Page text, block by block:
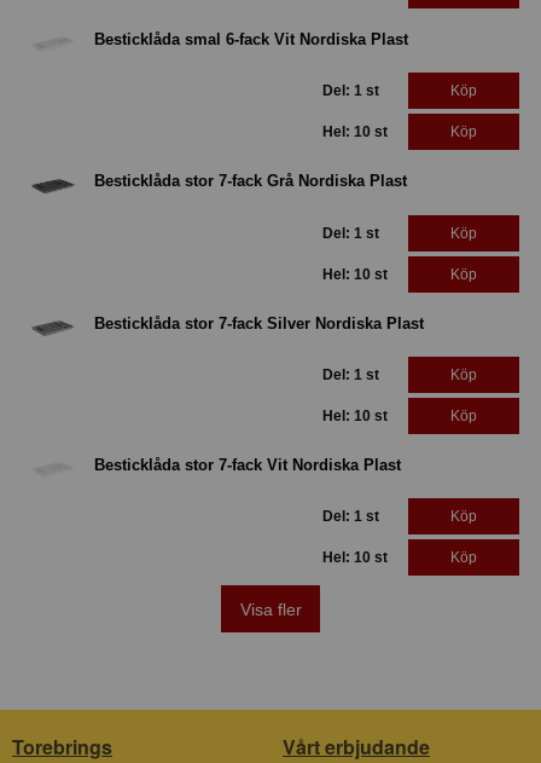
Besticklåda smal 6-fack Vit Nordiska Plast
Del: 1 st Köp
Hel: 10 st Köp
Besticklåda stor 7-fack Grå Nordiska Plast
Del: 1 st Köp
Hel: 10 st Köp
Besticklåda stor 7-fack Silver Nordiska Plast
Del: 1 st Köp
Hel: 10 st Köp
Besticklåda stor 7-fack Vit Nordiska Plast
Del: 1 st Köp
Hel: 10 st Köp
Visa fler
Torebrings Vårt erbjudande